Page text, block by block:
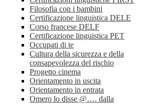
Filosofia con i bambini
Certificazione linguistica DELE
Corso francese DELF
Certificazione linguistica PET
Occupati di te
Cultura della sicurezza e della
consapevolezza del rischio
Progetto cinema
Orientamento in uscita
Orientamento in entrata
Omero lo disse @…. dalla